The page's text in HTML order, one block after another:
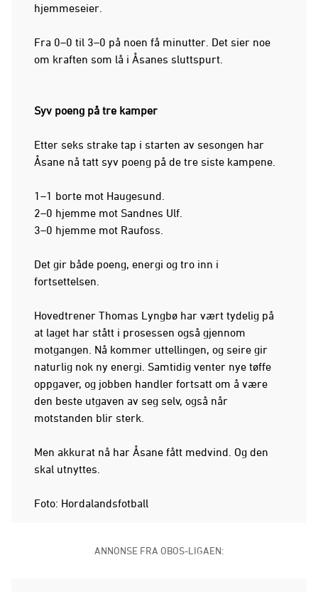
hjemmeseier.
Fra 0–0 til 3–0 på noen få minutter. Det sier noe
om kraften som lå i Åsanes sluttspurt.
Syv poeng på tre kamper
Etter seks strake tap i starten av sesongen har
Åsane nå tatt syv poeng på de tre siste kampene.
1–1 borte mot Haugesund.
2–0 hjemme mot Sandnes Ulf.
3–0 hjemme mot Raufoss.
Det gir både poeng, energi og tro inn i
fortsettelsen.
Hovedtrener Thomas Lyngbø har vært tydelig på
at laget har stått i prosessen også gjennom
motgangen. Nå kommer uttellingen, og seire gir
naturlig nok ny energi. Samtidig venter nye tøffe
oppgaver, og jobben handler fortsatt om å være
den beste utgaven av seg selv, også når
motstanden blir sterk.
Men akkurat nå har Åsane fått medvind. Og den
skal utnyttes.
Foto: Hordalandsfotball
ANNONSE FRA OBOS-LIGAEN: